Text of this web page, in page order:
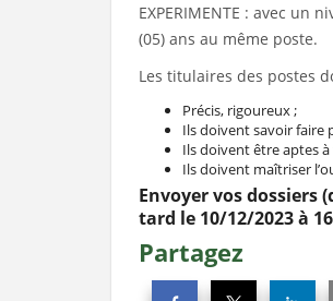
EXPERIMENTE : avec
(05) ans au même poste.
Les titulaires des postes
Précis, rigoureux ;
Ils doivent savoir faire
Ils doivent être aptes
Ils doivent maîtriser
Envoyer vos dossiers
tard le 10/12/2023 à
Partagez